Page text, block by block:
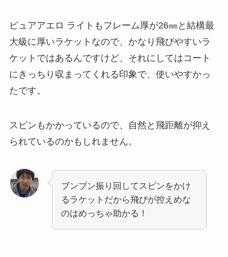
ピュアアエロ ライトもフレーム厚が26㎜と結構最
大級に厚いラケットなので、かなり飛びやすいラ
ケットではあるんですけど、それにしてはコート
にきっちり収まってくれる印象で、使いやすかっ
たです。
スピンもかかっているので、自然と飛距離が抑え
られているのかもしれません。
ブンブン振り回してスピンをかけ
るラケットだから飛びが控えめな
のはめっちゃ助かる！